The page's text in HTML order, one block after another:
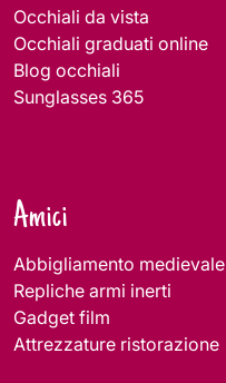
Occhiali da vista
Occhiali graduati online
Blog occhiali
Sunglasses 365
Amici
Abbigliamento medievale
Repliche armi inerti
Gadget film
Attrezzature ristorazione